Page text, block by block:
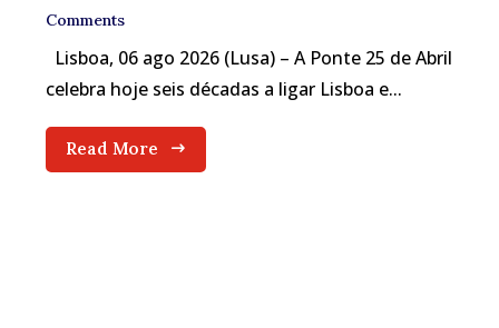
Comments
Lisboa, 06 ago 2026 (Lusa) – A Ponte 25 de Abril
celebra hoje seis décadas a ligar Lisboa e...
Read More